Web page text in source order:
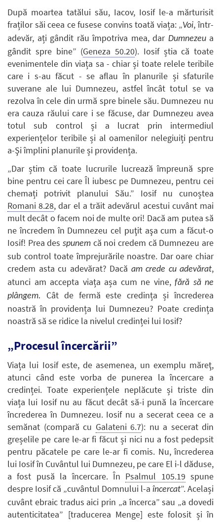
După moartea tatălui său, Iacov, Iosif le-a mărturisit
fraților săi ceea ce fusese convins toată viața: „Voi, într-
adevăr, ați gândit rău împotriva mea, dar Dumnezeua
gândit spre bine” (Geneza 50.20). Iosif știa că toate
evenimentele din viața sa - chiar și toate relele teribile
care i s-au făcut - se aflau în planurile și sfaturile
suverane ale lui Dumnezeu, astfel încât totul se va
rezolva în cele din urmă spre binele său. Dumnezeu nu
era cauza răului care i se făcuse, dar Dumnezeu avea
totul sub control și a lucrat prin intermediul
experiențelor teribile și al oamenilor nelegiuiți pentru
a-Şi împlini planurile și providența.
„Dar știm că toate lucrurile lucrează împreună spre
bine pentru cei care Îl iubesc pe Dumnezeu, pentru cei
chemați potrivit planului Său.” Iosif nu cunoștea
Romani 8.28, dar el a trăit adevărul acestui cuvânt mai
mult decât o facem noi de multe ori! Dacă am putea să
ne încredem în Dumnezeu cel puţit aşa cum a făcut-o
Iosif! Prea des spunem că noi credem că Dumnezeu are
sub control toate împrejurările noastre. Dar oare chiar
credem asta cu adevărat? Dacă am crede cu adevărat,
atunci am accepta viața așa cum ne vine, fără să ne
plângem.
Cât de fermă este credința și încrederea
noastră în providența lui Dumnezeu? Poate credința
noastră să se ridice la nivelul credinței lui Iosif?
„Procesul încercării”
Viața lui Iosif este, de asemenea, un exemplu măreţ,
atunci când este vorba de punerea la încercare a
credinței. Toate experiențele neplăcute și triste din
viața lui Iosif nu au făcut decât să-i pună la încercare
încrederea în Dumnezeu. Iosif nu a secerat ceea ce a
semănat (compară cu Galateni 6.7): nu a secerat din
greșelile pe care le-ar fi făcut și nici nu a fost pedepsit
pentru păcatele pe care le-ar fi comis. Nu, încrederea
lui Iosif în Cuvântul lui Dumnezeu, pe care El i-l dăduse,
a fost pusă la încercare. În Psalmul 105.19 spune
despre Iosif că „cuvântul Domnului l-a încercat”. Același
cuvânt ebraic tradus aici prin „a încerca” sau „a dovedi
autenticitatea” [traducerea Menge] este folosit și în